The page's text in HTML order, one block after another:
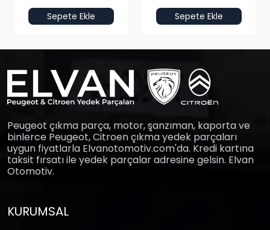
Sepete Ekle Sepete Ekle
Peugeot çıkma parça, motor, şanzıman, kaporta ve
binlerce Peugeot, Citroen çıkma yedek parçaları
uygun fiyatlarla Elvanotomotiv.com'da. Kredi kartına
taksit fırsatı ile yedek parçalar adresine gelsin. Elvan
Otomotiv.
KURUMSAL